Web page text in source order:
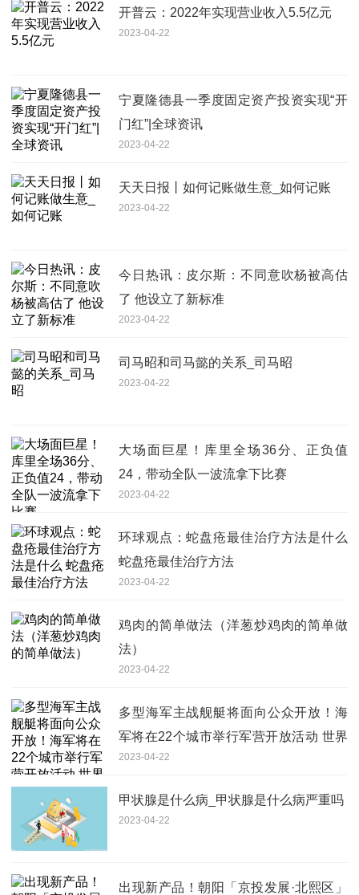
开普云：2022年实现营业收入5.5亿元
2023-04-22
宁夏隆德县一季度固定资产投资实现“开
门红”|全球资讯
2023-04-22
天天日报丨如何记账做生意_如何记账
2023-04-22
今日热讯：皮尔斯：不同意吹杨被高估
了 他设立了新标准
2023-04-22
司马昭和司马懿的关系_司马昭
2023-04-22
大场面巨星！库里全场36分、正负值
24，带动全队一波流拿下比赛
2023-04-22
环球观点：蛇盘疮最佳治疗方法是什么
蛇盘疮最佳治疗方法
2023-04-22
鸡肉的简单做法（洋葱炒鸡肉的简单做
法）
2023-04-22
多型海军主战舰艇将面向公众开放！海
军将在22个城市举行军营开放活动 世界
实时
2023-04-22
甲状腺是什么病_甲状腺是什么病严重吗
2023-04-22
出现新产品！朝阳「京投发展·北熙区」